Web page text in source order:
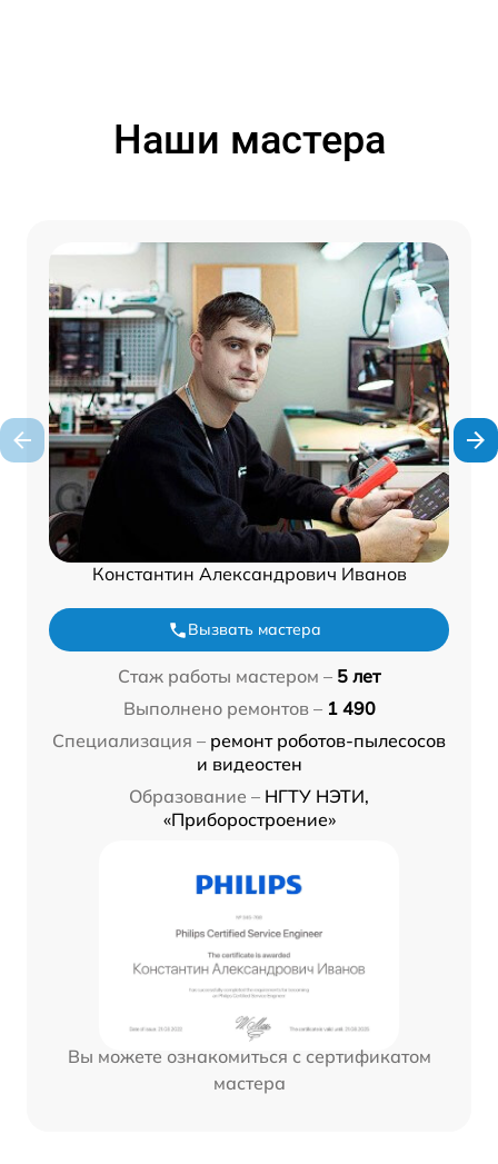
Наши мастера
Константин Александрович Иванов
Вызвать мастера
Стаж работы мастером – 5 лет
Выполнено ремонтов – 1 490
Специализация – ремонт роботов-пылесосов
и видеостен
Образование – НГТУ НЭТИ,
«Приборостроение»
Вы можете ознакомиться с сертификатом
мастера